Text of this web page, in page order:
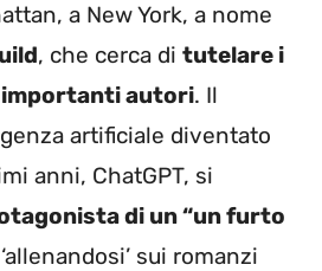
a New York, a nome
, che cerca di tutelare i
autori. Il
artificiale diventato
anni, ChatGPT, si
di un “un furto
sui romanzi